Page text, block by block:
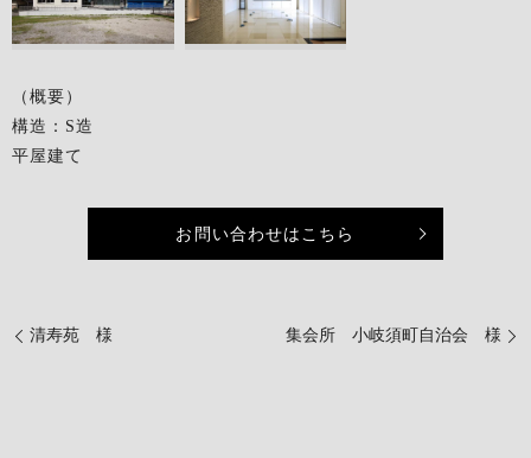
（概要）
構造：S造
平屋建て
お問い合わせはこちら
清寿苑 様 集会所 小岐須町自治会 様